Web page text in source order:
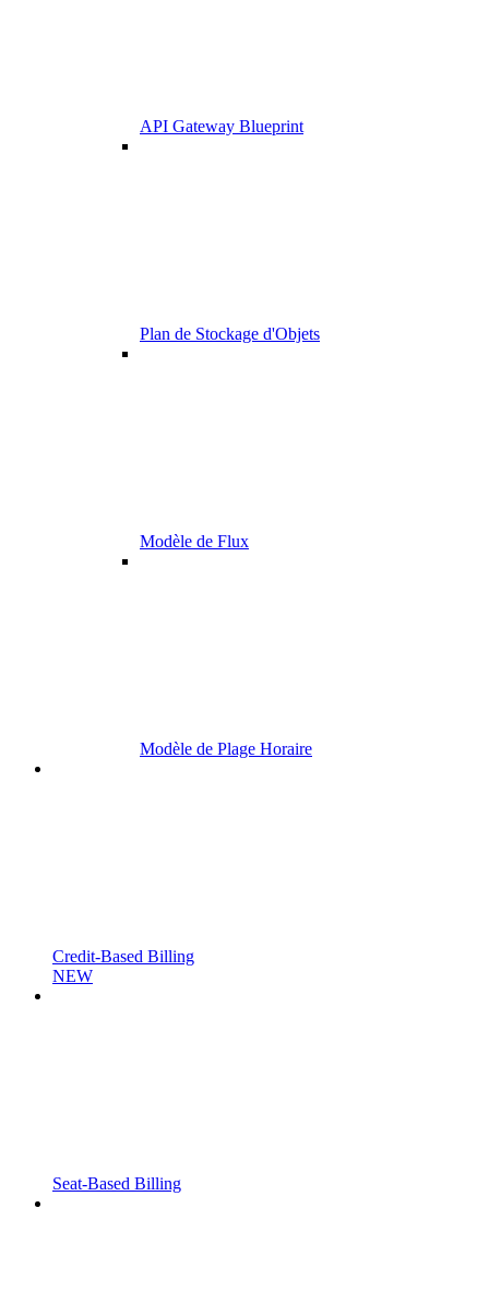
API Gateway Blueprint
Plan de Stockage d'Objets
Modèle de Flux
Modèle de Plage Horaire
Credit-Based Billing
NEW
Seat-Based Billing